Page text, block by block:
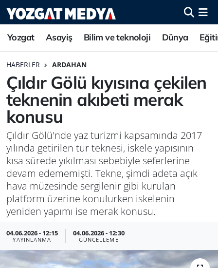
Yozgat Asayiş Bilim ve teknoloji Dünya
HABERLER ARDAHAN
Çıldır Gölü kıyısına çekilen
teknenin akıbeti merak
konusu
Çıldır Gölü'nde yaz turizmi kapsamında 2017
yılında getirilen tur teknesi, iskele yapısının
kısa sürede yıkılması sebebiyle seferlerine
devam edememişti. Tekne, şimdi adeta açık
hava müzesinde sergilenir gibi kurulan
platform üzerine konulurken iskelenin
yeniden yapımı ise merak konusu.
04.06.2026 - 12:15
YAYINLANMA
04.06.2026 - 12:30
GÜNCELLEME